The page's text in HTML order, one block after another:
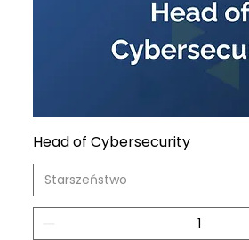
Head of Cybersecurity